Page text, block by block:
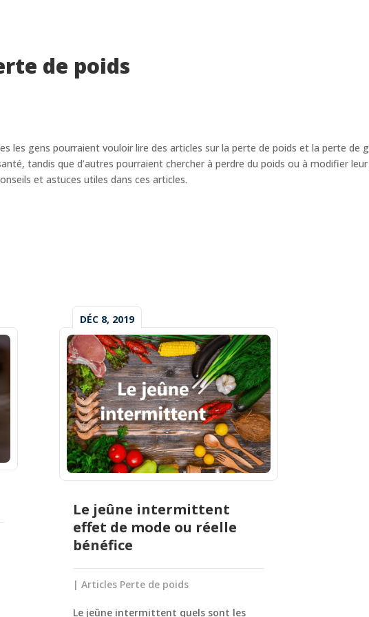
de poids
les gens pourraient vouloir lire des articles sur la perte de poids et la perte de
tandis que d’autres pourraient chercher à perdre du poids ou à modifier
et astuces utiles dans ces articles.
Le jeûne intermittent
effet de mode ou réelle
bénéfice
DÉC 8, 2019
| Articles Perte de poids
Le jeûne intermittent quels sont les